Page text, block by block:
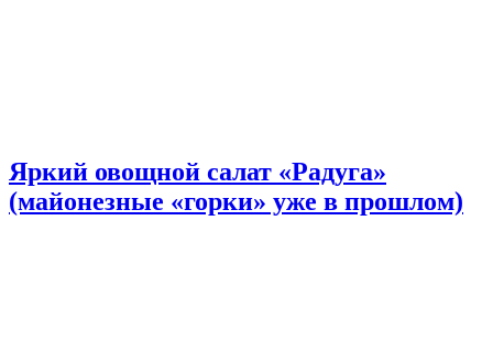
Яркий овощной салат «Радуга»
(майонезные «горки» уже в прошлом)